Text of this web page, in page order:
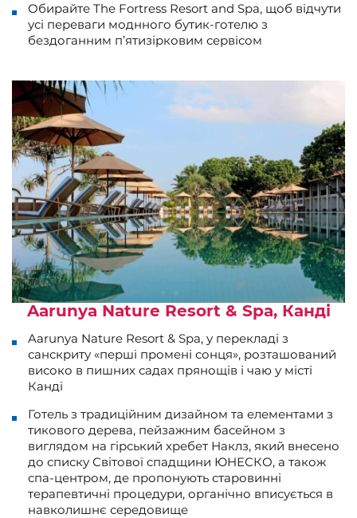
Обирайте The Fortress Resort and Spa, щоб відчути
усі переваги моднного бутик-готелю з
бездоганним п’ятизірковим сервісом
Aarunya Nature Resort & Spa, Канді
Aarunya Nature Resort & Spa, у перекладі з
санскриту «перші промені сонця», розташований
високо в пишних садах прянощів і чаю у місті
Канді
Готель з традиційним дизайном та елементами з
тикового дерева, пейзажним басейном з
виглядом на гірський хребет Наклз, який внесено
до списку Світової спадщини ЮНЕСКО, а також
спа-центром, де пропонують старовинні
терапевтичні процедури, органічно вписується в
навколишнє середовище